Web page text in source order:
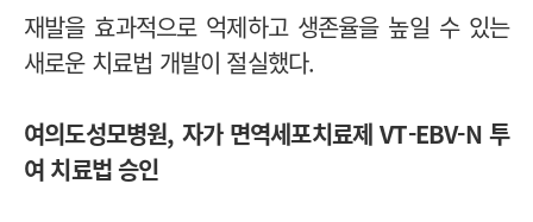
재발을 효과적으로 억제하고 생존율을 높일 수 있는
새로운 치료법 개발이 절실했다.
여의도성모병원, 자가 면역세포치료제 VT-EBV-N 투
여 치료법 승인